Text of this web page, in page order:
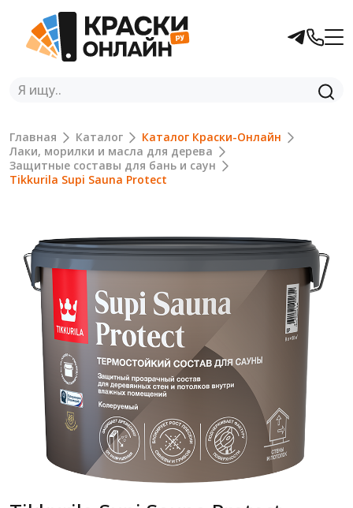
Главная Каталог
Каталог Краски-Онлайн
Лаки, морилки и масла для дерева
Защитные составы для бань и саун
Tikkurila Supi Sauna Protect